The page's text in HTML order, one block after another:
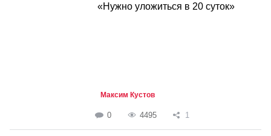
«Нужно уложиться в 20 суток»
Максим Кустов
0 4495 1